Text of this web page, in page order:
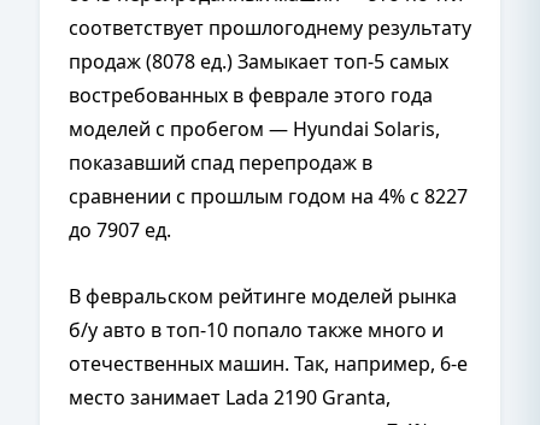
соответствует прошлогоднему результату
продаж (8078 ед.) Замыкает топ-5 самых
востребованных в феврале этого года
моделей с пробегом — Hyundai Solaris,
показавший спад перепродаж в
сравнении с прошлым годом на 4% с 8227
до 7907 ед.
В февральском рейтинге моделей рынка
б/у авто в топ-10 попало также много и
отечественных машин. Так, например, 6-е
место занимает Lada 2190 Granta,